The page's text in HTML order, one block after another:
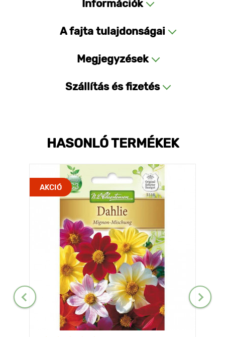
Információk
A fajta tulajdonságai
Megjegyzések
Szállítás és fizetés
HASONLÓ TERMÉKEK
AKCIÓ